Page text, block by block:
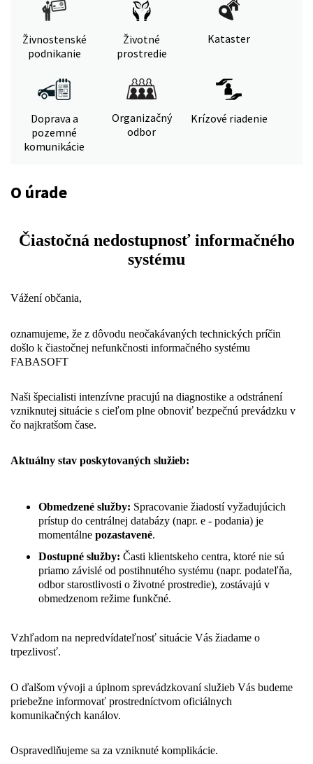
Živnostenské
podnikanie
Životné
prostredie
Kataster
Doprava a
pozemné
komunikácie
Organizačný
odbor
Krízové riadenie
O úrade
Čiastočná nedostupnosť informačného
systému
Vážení občania,
oznamujeme, že z dôvodu neočakávaných technických príčin
došlo k čiastočnej nefunkčnosti informačného systému
FABASOFT
Naši špecialisti intenzívne pracujú na diagnostike a odstránení
vzniknutej situácie s cieľom plne obnoviť bezpečnú prevádzku v
čo najkratšom čase.
Aktuálny stav poskytovaných služieb:
Obmedzené služby: Spracovanie žiadostí vyžadujúcich
prístup do centrálnej databázy (napr. e - podania) je
momentálne pozastavené.
Dostupné služby: Časti klientskeho centra, ktoré nie sú
priamo závislé od postihnutého systému (napr. podateľňa,
odbor starostlivosti o životné prostredie), zostávajú v
obmedzenom režime funkčné.
Vzhľadom na nepredvídateľnosť situácie Vás žiadame o
trpezlivosť.
O ďalšom vývoji a úplnom sprevádzkovaní služieb Vás budeme
priebežne informovať prostredníctvom oficiálnych
komunikačných kanálov.
Ospravedlňujeme sa za vzniknuté komplikácie.